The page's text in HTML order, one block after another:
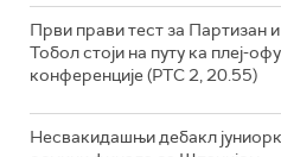
Први прави тест за Партизан
Тобол стоји на путу ка плеј-
конференције (РТС 2, 20.55)
Несвакидашњи дебакл